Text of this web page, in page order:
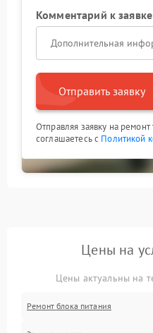
Комментарий к
Отправить заявку
Отправляя заявку на
соглашаетесь с Политикой
Цены на
Цены актуальны на
Ремонт блока питания